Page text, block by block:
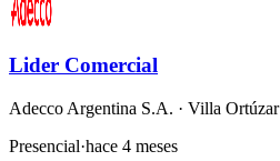
Lider Comercial
Adecco Argentina S.A. · Villa Ortúzar
Presencial·hace 4 meses